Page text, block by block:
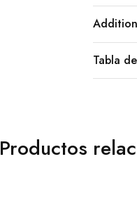
Tabla
Productos